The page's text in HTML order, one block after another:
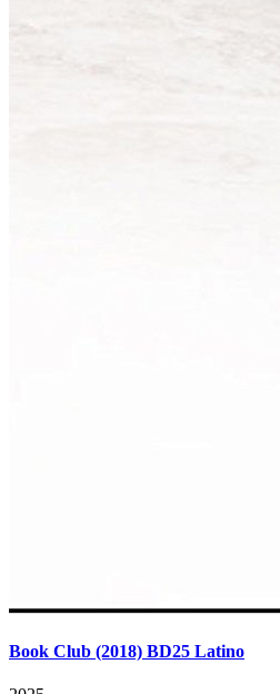
Book Club (2018) BD25 Latino